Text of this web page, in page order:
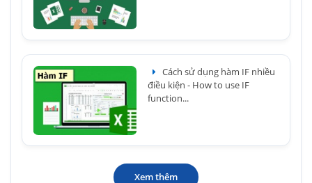
Cách sử dụng hàm IF nhiều
điều kiện - How to use IF
function...
Xem thêm